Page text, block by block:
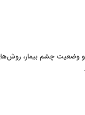
وضعیت چشم بیمار،